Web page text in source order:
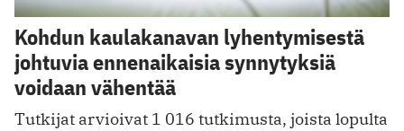
Kohdun kaulakanavan lyhentymisestä
johtuvia ennenaikaisia synnytyksiä
voidaan vähentää
Tutkijat arvioivat 1 016 tutkimusta, joista lopulta